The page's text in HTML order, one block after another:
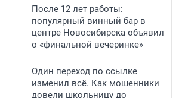
После 12 лет работы:
популярный винный бар в
центре Новосибирска объявил
о «финальной вечеринке»
Один переход по ссылке
изменил всё. Как мошенники
довели школьницу до